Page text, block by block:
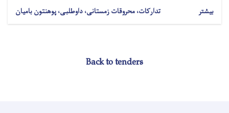
بیشتر تدارکات، محروقات زمستانی، داوطلبی، پوهنتون بامیان
Back to tenders